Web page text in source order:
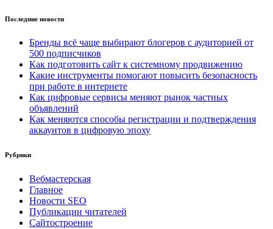
Последние новости
Бренды всё чаще выбирают блогеров с аудиторией от
500 подписчиков
Как подготовить сайт к системному продвижению
Какие инструменты помогают повысить безопасность
при работе в интернете
Как цифровые сервисы меняют рынок частных
объявлений
Как меняются способы регистрации и подтверждения
аккаунтов в цифровую эпоху
Рубрики
Вебмастерская
Главное
Новости SEO
Публикации читателей
Сайтостроение